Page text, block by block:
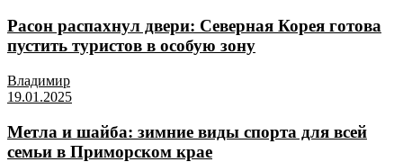
Расон распахнул двери: Северная Корея готова
пустить туристов в особую зону
Владимир
19.01.2025
Метла и шайба: зимние виды спорта для всей
семьи в Приморском крае